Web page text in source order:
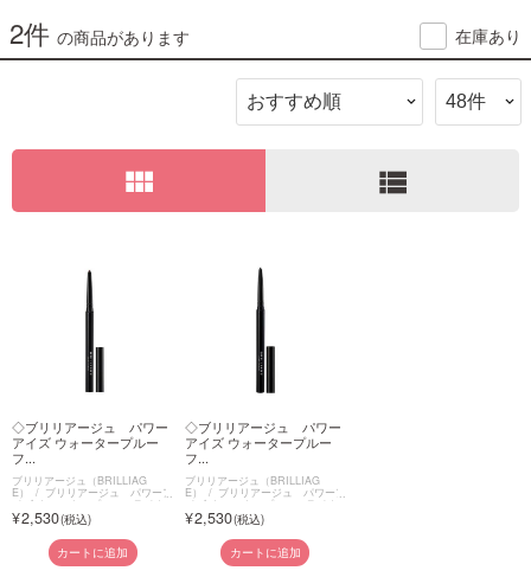
ビューティジャーナルから探す
ご利用ガイド
ログイン・新規会員登録
2件 の商品があります 在庫あり
view_module view_list
◇ブリリアージュ パワー
アイズ ウォータープルー
フ...
ブリリアージュ（BRILLIAG
E） ブリリアージュ パワーア
イズ ウォータープルーフライナ
ー2,530
カートに追加
◇ブリリアージュ パワー
アイズ ウォータープルー
フ...
ブリリアージュ（BRILLIAG
E） ブリリアージュ パワーア
イズ ウォータープルーフライナ
ー2,530
カートに追加